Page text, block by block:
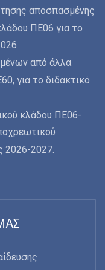
αποσπασμένης
ΠΕ06 για το
από άλλα
για το διδακτικό
κλάδου ΠΕ06-
2026-2027.